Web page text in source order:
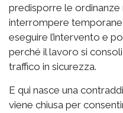
predisporre le
interrompere
eseguire l’intervento e
perché il lavoro si
traffico in sicurezza.
E qui nasce una
viene chiusa per